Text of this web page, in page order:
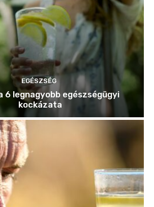
EGÉSZSÉG
6 legnagyobb egészségügyi
kockázata